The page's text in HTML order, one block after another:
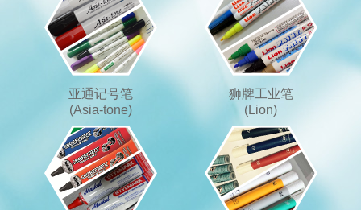
亚通记号笔
(Asia-tone)
狮牌工业笔
(Lion)